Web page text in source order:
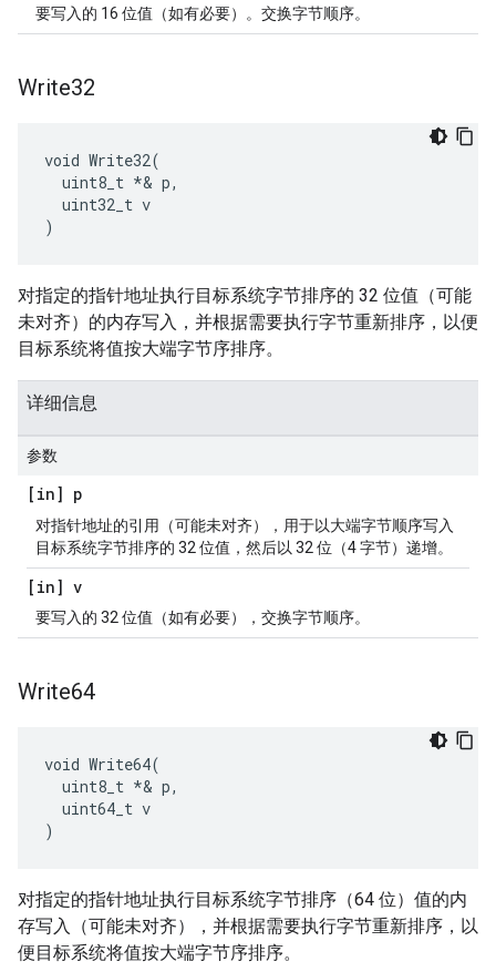
要写入的 16 位值（如有必要）。交换字节顺序。
Write32
void Write32(
  uint8_t *& p,
  uint32_t v
)
对指定的指针地址执行目标系统字节排序的 32 位值（可能
未对齐）的内存写入，并根据需要执行字节重新排序，以便
目标系统将值按大端字节序排序。
详细信息
参数
[in] p
对指针地址的引用（可能未对齐），用于以大端字节顺序写入
目标系统字节排序的 32 位值，然后以 32 位（4 字节）递增。
[in] v
要写入的 32 位值（如有必要），交换字节顺序。
Write64
void Write64(
  uint8_t *& p,
  uint64_t v
)
对指定的指针地址执行目标系统字节排序（64 位）值的内
存写入（可能未对齐），并根据需要执行字节重新排序，以
便目标系统将值按大端字节序排序。